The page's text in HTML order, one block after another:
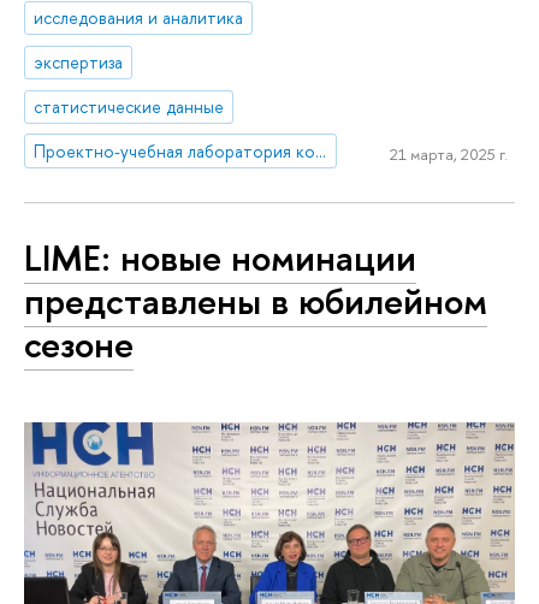
исследования и аналитика
экспертиза
статистические данные
Проектно-учебная лаборатория коммуникаций в креативных индустриях
21 марта, 2025 г.
LIME: новые номинации
представлены в юбилейном
сезоне